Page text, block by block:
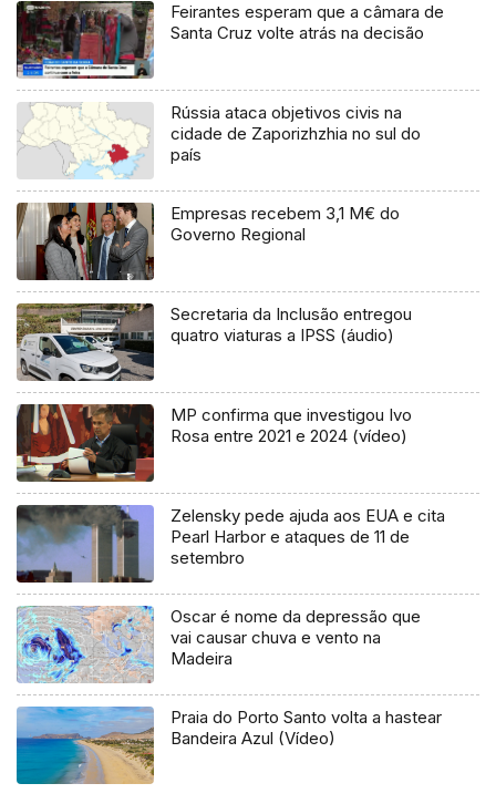
Feirantes esperam que a câmara de
Santa Cruz volte atrás na decisão
Rússia ataca objetivos civis na
cidade de Zaporizhzhia no sul do
país
Empresas recebem 3,1 M€ do
Governo Regional
Secretaria da Inclusão entregou
quatro viaturas a IPSS (áudio)
MP confirma que investigou Ivo
Rosa entre 2021 e 2024 (vídeo)
Zelensky pede ajuda aos EUA e cita
Pearl Harbor e ataques de 11 de
setembro
Oscar é nome da depressão que
vai causar chuva e vento na
Madeira
Praia do Porto Santo volta a hastear
Bandeira Azul (Vídeo)